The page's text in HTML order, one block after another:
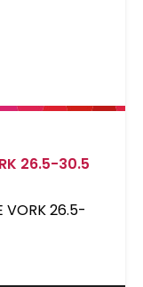
26.5-30.5
VORK 26.5-